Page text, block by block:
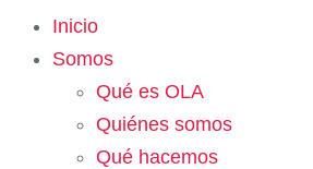
Inicio
Somos
Qué es OLA
Quiénes somos
Qué hacemos